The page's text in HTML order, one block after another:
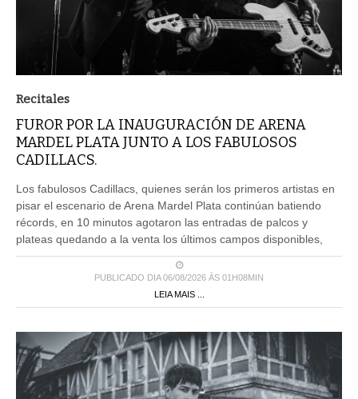
Recitales
FUROR POR LA INAUGURACIÓN DE ARENA
MARDEL PLATA JUNTO A LOS FABULOSOS
CADILLACS.
Los fabulosos Cadillacs, quienes serán los primeros artistas en
pisar el escenario de Arena Mardel Plata continúan batiendo
récords, en 10 minutos agotaron las entradas de palcos y
plateas quedando a la venta los últimos campos disponibles,
PUBLICADO DIA 06/08/2026 ÀS 01H08MIN
LEIA MAIS ...